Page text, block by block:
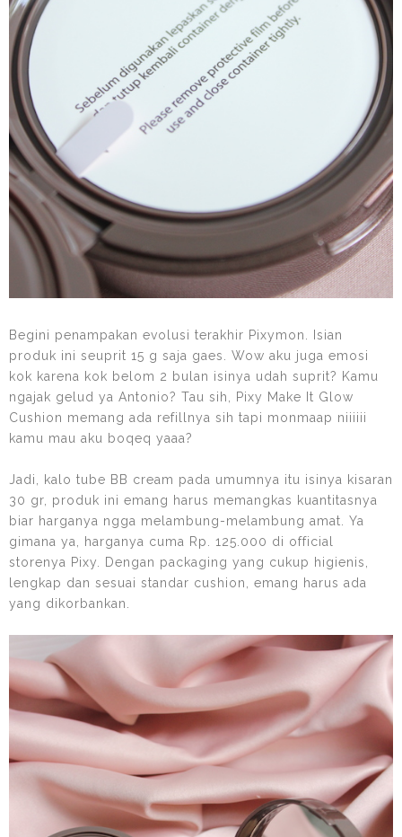
Begini penampakan evolusi terakhir Pixymon. Isian
produk ini seuprit 15 g saja gaes. Wow aku juga emosi
kok karena kok belom 2 bulan isinya udah suprit? Kamu
ngajak gelud ya Antonio? Tau sih, Pixy Make It Glow
Cushion memang ada refillnya sih tapi monmaap niiiiii
kamu mau aku boqeq yaaa?
Jadi, kalo tube BB cream pada umumnya itu isinya kisaran
30 gr, produk ini emang harus memangkas kuantitasnya
biar harganya ngga melambung-melambung amat. Ya
gimana ya, harganya cuma Rp. 125.000 di official
storenya Pixy. Dengan packaging yang cukup higienis,
lengkap dan sesuai standar cushion, emang harus ada
yang dikorbankan.